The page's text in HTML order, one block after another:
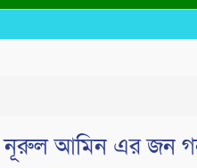
নূরুল আমিন এর জন